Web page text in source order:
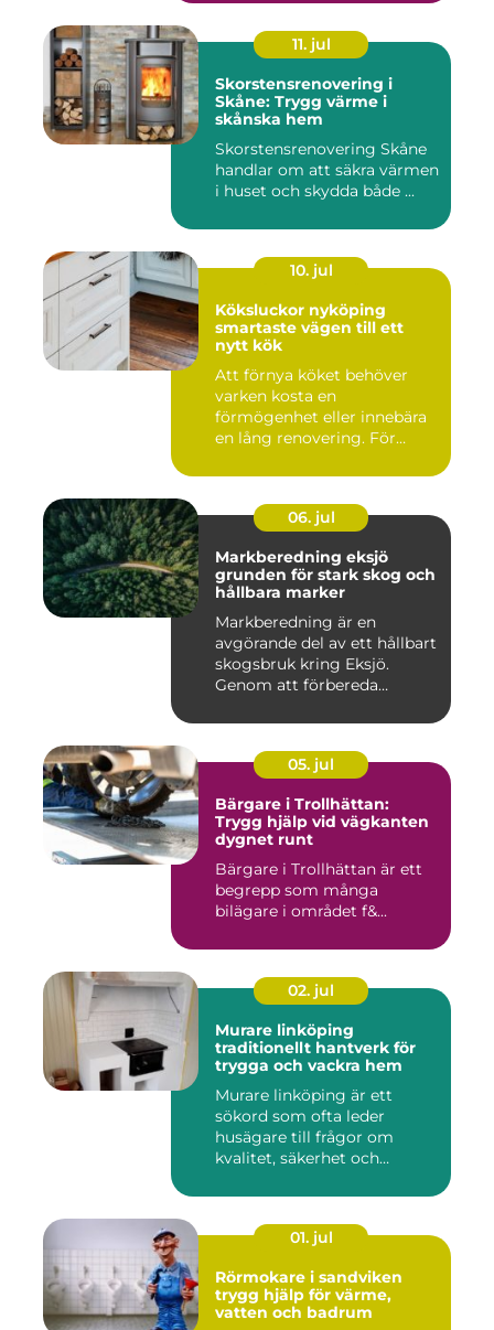
11. jul
Skorstensrenovering i
Skåne: Trygg värme i
skånska hem
Skorstensrenovering Skåne
handlar om att säkra värmen
i huset och skydda både ...
10. jul
Köksluckor nyköping
smartaste vägen till ett
nytt kök
Att förnya köket behöver
varken kosta en
förmögenhet eller innebära
en lång renovering. För
06. jul
Markberedning eksjö
grunden för stark skog och
hållbara marker
Markberedning är en
avgörande del av ett hållbart
skogsbruk kring Eksjö.
Genom att förbereda
05. jul
Bärgare i Trollhättan:
Trygg hjälp vid vägkanten
dygnet runt
Bärgare i Trollhättan är ett
begrepp som många
bilägare i området f&...
02. jul
Murare linköping
traditionellt hantverk för
trygga och vackra hem
Murare linköping är ett
sökord som ofta leder
husägare till frågor om
kvalitet, säkerhet och
01. jul
Rörmokare i sandviken
trygg hjälp för värme,
vatten och badrum